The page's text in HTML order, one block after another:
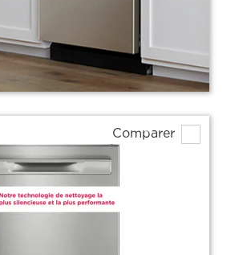
Comparer